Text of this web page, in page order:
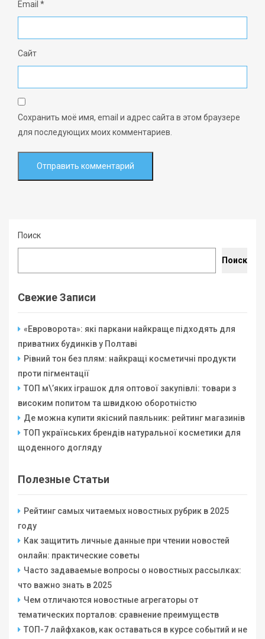
Email *
Сайт
Сохранить моё имя, email и адрес сайта в этом браузере
для последующих моих комментариев.
Поиск
Поиск
Свежие Записи
«Евроворота»: які паркани найкраще підходять для
приватних будинків у Полтаві
Рівний тон без плям: найкращі косметичні продукти
проти пігментації
ТОП м\’яких іграшок для оптової закупівлі: товари з
високим попитом та швидкою оборотністю
Де можна купити якісний паяльник: рейтинг магазинів
ТОП українських брендів натуральної косметики для
щоденного догляду
Полезные Статьи
Рейтинг самых читаемых новостных рубрик в 2025
году
Как защитить личные данные при чтении новостей
онлайн: практические советы
Часто задаваемые вопросы о новостных рассылках:
что важно знать в 2025
Чем отличаются новостные агрегаторы от
тематических порталов: сравнение преимуществ
ТОП-7 лайфхаков, как оставаться в курсе событий и не